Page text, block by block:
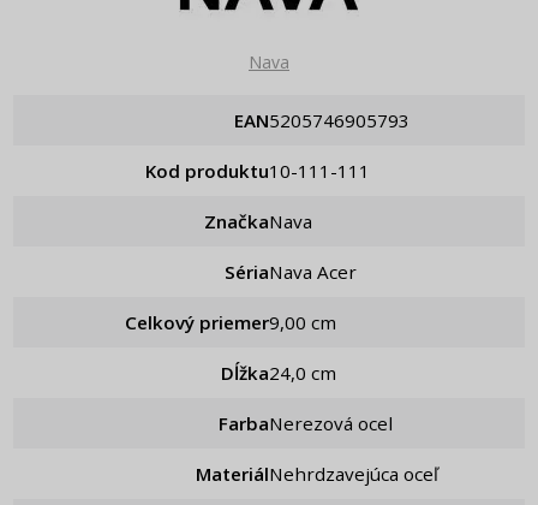
Nava
EAN 5205746905793
Kod produktu 10-111-111
Značka Nava
Séria Nava Acer
Celkový priemer 9,00 cm
Dĺžka 24,0 cm
Farba Nerezová ocel
Materiál Nehrdzavejúca oceľ